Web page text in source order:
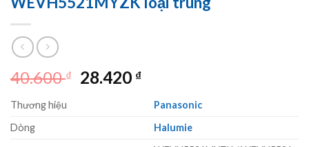
40.600₫
Giá
28.420 ₫Giá
tại
là:
28.420 ₫.
Thương hiệu
Panasonic
Dòng
Halumie